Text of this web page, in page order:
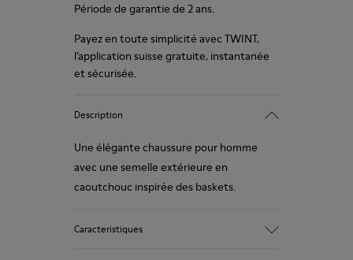
Période de garantie de 2 ans.
Payez en toute simplicité avec TWINT,
l’application suisse gratuite, instantanée
et sécurisée.
Description
Une élégante chaussure pour homme
avec une semelle extérieure en
caoutchouc inspirée des baskets.
Caracteristiques